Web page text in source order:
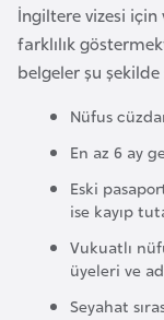
İngiltere vizesi için
farklılık
belgeler şu
Nüfus
En az 6 ay
Eski
ise kayıp
Vukuatlı
üyeleri ve
Seyahat
a
d
m